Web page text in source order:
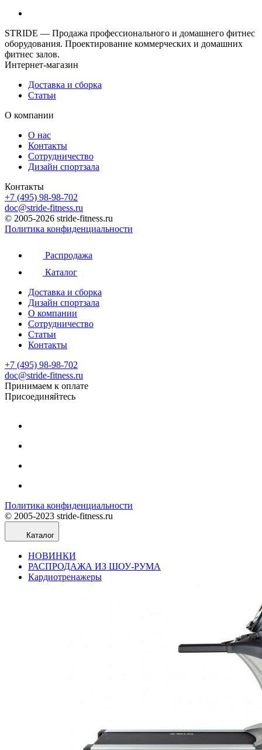
STRIDE — Продажа профессионального и домашнего фитнес
оборудования. Проектирование коммерческих и домашних
фитнес залов.
Интернет-магазин
Доставка и сборка
Статьи
О компании
О нас
Контакты
Сотрудничество
Дизайн спортзала
Контакты
+7 (495) 98-98-702
doc@stride-fitness.ru
© 2005-2026 stride-fitness.ru
Политика конфиденциальности
Распродажа
Каталог
Доставка и сборка
Дизайн спортзала
О компании
Сотрудничество
Статьи
Контакты
+7 (495) 98-98-702
doc@stride-fitness.ru
Принимаем к оплате
Присоединяйтесь
Политика конфиденциальности
© 2005-2023 stride-fitness.ru
Каталог
НОВИНКИ
РАСПРОДАЖА ИЗ ШОУ-РУМА
Кардиотренажеры